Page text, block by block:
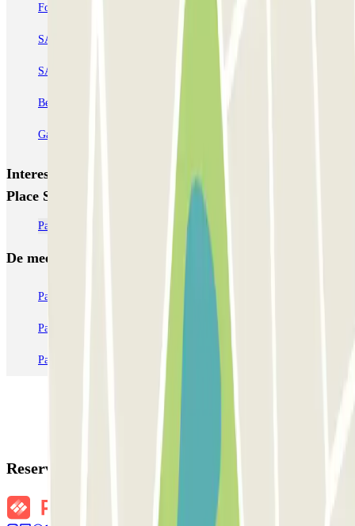
Forum des Halles-Rambuteau
SAEMES Méditerranée Gare de Lyon
SAEMES Goutte d'Or - Gare du Nord
Bercy - Arena - Gare de Lyon Pullman Tour Eiffel
Garage d'Abbeville - Gare du Nord
Interessante plaatsen en evenementen dichtbij Garage
Place Saint-Georges - 9e arr.
Parkeren in de buurt van la Cigale de Paris
De meest geboekte parkings
Parkeren in Parijs Parkeren in Venetië
Parkeren in Station Venetië Mestre
Parkeren in Milaan Parkeren in Verona
Reserveringsgegevens